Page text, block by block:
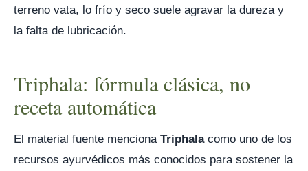
terreno vata, lo frío y seco suele agravar la dureza y
la falta de lubricación.
Triphala: fórmula clásica, no
receta automática
El material fuente menciona Triphalacomo uno de los
recursos ayurvédicos más conocidos para sostener la